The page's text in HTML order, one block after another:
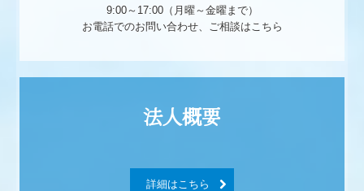
9:00～17:00（月曜～金曜まで）
お電話でのお問い合わせ、ご相談はこちら
詳細はこちら